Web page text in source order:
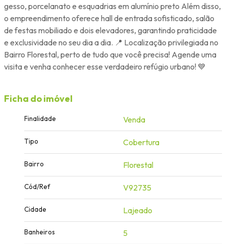
gesso, porcelanato e esquadrias em alumínio preto Além disso,
o empreendimento oferece hall de entrada sofisticado, salão
de festas mobiliado e dois elevadores, garantindo praticidade
e exclusividade no seu dia a dia. 📍 Localização privilegiada no
Bairro Florestal, perto de tudo que você precisa! Agende uma
visita e venha conhecer esse verdadeiro refúgio urbano! 💙
Ficha do imóvel
Finalidade Venda
Tipo Cobertura
Bairro Florestal
Cód/Ref V92735
Cidade Lajeado
Banheiros 5